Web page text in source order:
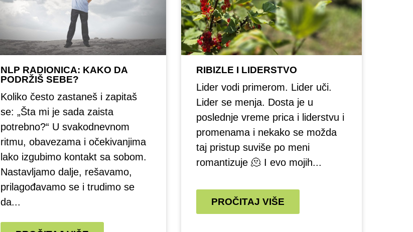
NLP RADIONICA: KAKO DA
PODRŽIŠ SEBE?
Koliko često zastaneš i zapitaš
se: „Šta mi je sada zaista
potrebno?“ U svakodnevnom
ritmu, obavezama i očekivanjima
lako izgubimo kontakt sa sobom.
Nastavljamo dalje, rešavamo,
prilagođavamo se i trudimo se
da...
RIBIZLE I LIDERSTVO
Lider vodi primerom. Lider uči.
Lider se menja. Dosta je u
poslednje vreme prica i liderstvu i
promenama i nekako se možda
taj pristup suviše po meni
romantizuje 🫠 I evo mojih...
PROČITAJ VIŠE